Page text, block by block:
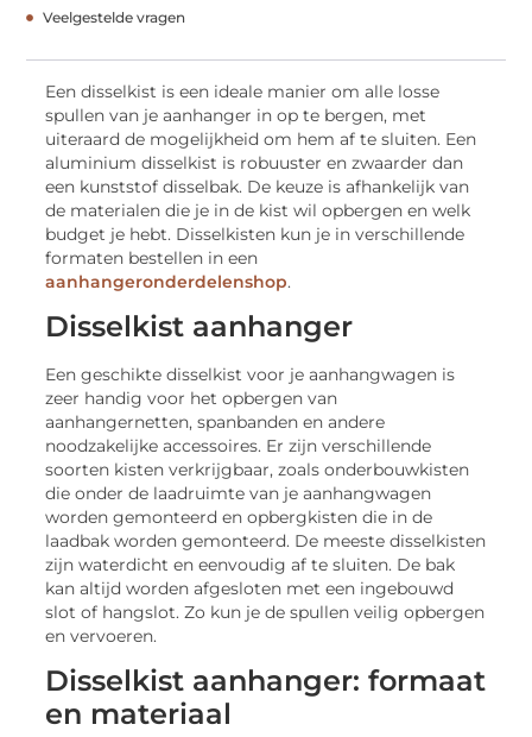
Veelgestelde vragen
Een disselkist is een ideale manier om alle losse
spullen van je aanhanger in op te bergen, met
uiteraard de mogelijkheid om hem af te sluiten. Een
aluminium disselkist is robuuster en zwaarder dan
een kunststof disselbak. De keuze is afhankelijk van
de materialen die je in de kist wil opbergen en welk
budget je hebt. Disselkisten kun je in verschillende
formaten bestellen in een
aanhangeronderdelenshop.
Disselkist aanhanger
Een geschikte disselkist voor je aanhangwagen is
zeer handig voor het opbergen van
aanhangernetten, spanbanden en andere
noodzakelijke accessoires. Er zijn verschillende
soorten kisten verkrijgbaar, zoals onderbouwkisten
die onder de laadruimte van je aanhangwagen
worden gemonteerd en opbergkisten die in de
laadbak worden gemonteerd. De meeste disselkisten
zijn waterdicht en eenvoudig af te sluiten. De bak
kan altijd worden afgesloten met een ingebouwd
slot of hangslot. Zo kun je de spullen veilig opbergen
en vervoeren.
Disselkist aanhanger: formaat
en materiaal